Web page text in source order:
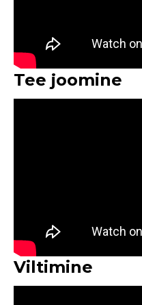
Tee joomine
Viltimine